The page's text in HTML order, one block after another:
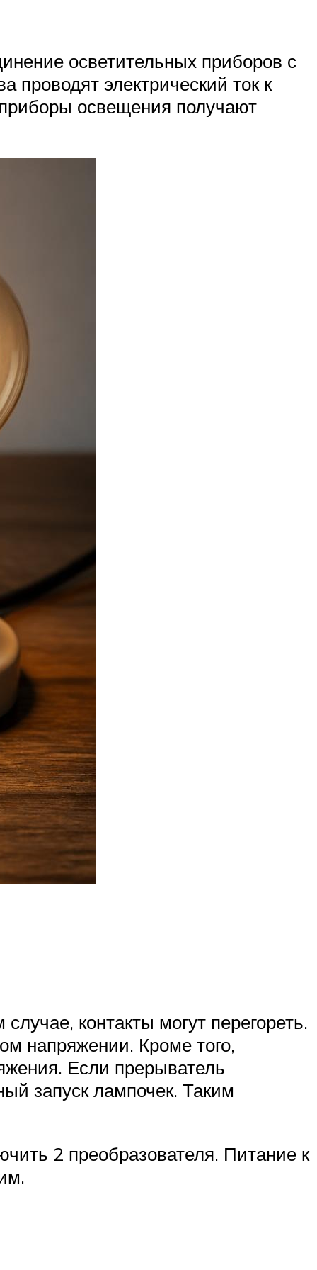
осветительных приборов с
электрический ток к
освещения получают
контакты могут перегореть.
напряжении. Кроме того,
Если прерыватель
запуск лампочек. Таким
2 преобразователя. Питание к